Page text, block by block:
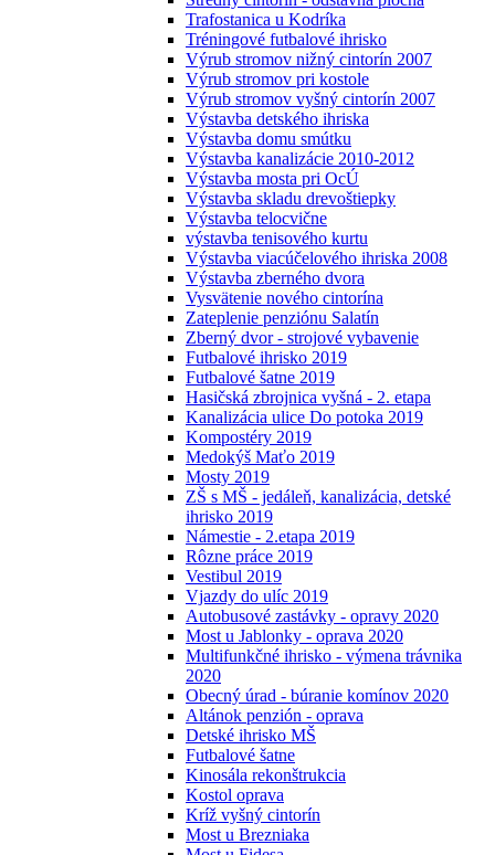
Trafostanica u Kodríka
Tréningové futbalové ihrisko
Výrub stromov nižný cintorín 2007
Výrub stromov pri kostole
Výrub stromov vyšný cintorín 2007
Výstavba detského ihriska
Výstavba domu smútku
Výstavba kanalizácie 2010-2012
Výstavba mosta pri OcÚ
Výstavba skladu drevoštiepky
Výstavba telocvične
výstavba tenisového kurtu
Výstavba viacúčelového ihriska 2008
Výstavba zberného dvora
Vysvätenie nového cintorína
Zateplenie penziónu Salatín
Zberný dvor - strojové vybavenie
Futbalové ihrisko 2019
Futbalové šatne 2019
Hasičská zbrojnica vyšná - 2. etapa
Kanalizácia ulice Do potoka 2019
Kompostéry 2019
Medokýš Maťo 2019
Mosty 2019
ZŠ s MŠ - jedáleň, kanalizácia, detské
ihrisko 2019
Námestie - 2.etapa 2019
Rôzne práce 2019
Vestibul 2019
Vjazdy do ulíc 2019
Autobusové zastávky - opravy 2020
Most u Jablonky - oprava 2020
Multifunkčné ihrisko - výmena trávnika
2020
Obecný úrad - búranie komínov 2020
Altánok penzión - oprava
Detské ihrisko MŠ
Futbalové šatne
Kinosála rekonštrukcia
Kostol oprava
Kríž vyšný cintorín
Most u Brezniaka